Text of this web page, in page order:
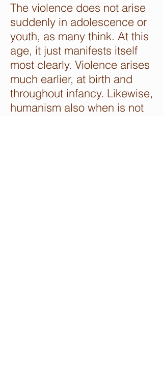
The violence does not arise
suddenly in adolescence or
youth, as many think. At this
age, it just manifests itself
most clearly. Violence arises
much earlier, at birth and
throughout infancy. Likewise,
humanism also when is not